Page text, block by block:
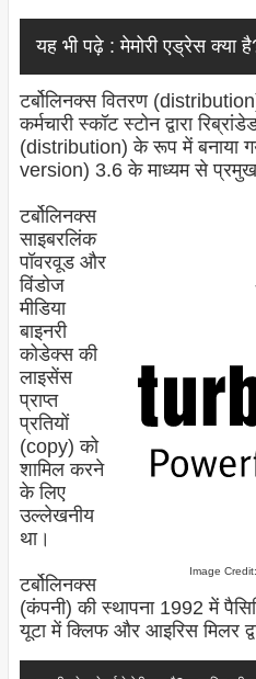
यह भी पढ़े : मेमोरी एड्रेस क्या
टर्बोलिनक्स वितरण
कर्मचारी स्कॉट स्टोन द्वारा
(distribution) के रूप में बनाया
version) 3.6 के माध्यम से प्रमुख
Image Credit:
टर्बोलिनक्स
साइबरलिंक
पॉवरवूड और
विंडोज
मीडिया
बाइनरी
कोडेक्स की
लाइसेंस
प्राप्त
प्रतियों
(copy) को
शामिल करने
के लिए
उल्लेखनीय
था।
टर्बोलिनक्स
(कंपनी) की स्थापना 1992 में
यूटा में क्लिफ और आइरिस मिलर